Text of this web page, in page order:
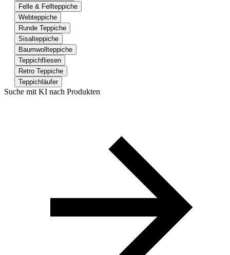
Felle & Fellteppiche
Webteppiche
Runde Teppiche
Sisalteppiche
Baumwollteppiche
Teppichfliesen
Retro Teppiche
Teppichläufer
Suche mit KI nach Produkten